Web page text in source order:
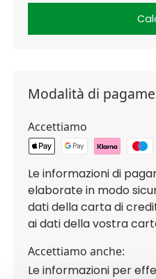
Modalità di
Accettiamo
Le informazioni di
elaborate in modo
dati della carta di
ai dati della vostra
Accettiamo anche:
Le informazioni per